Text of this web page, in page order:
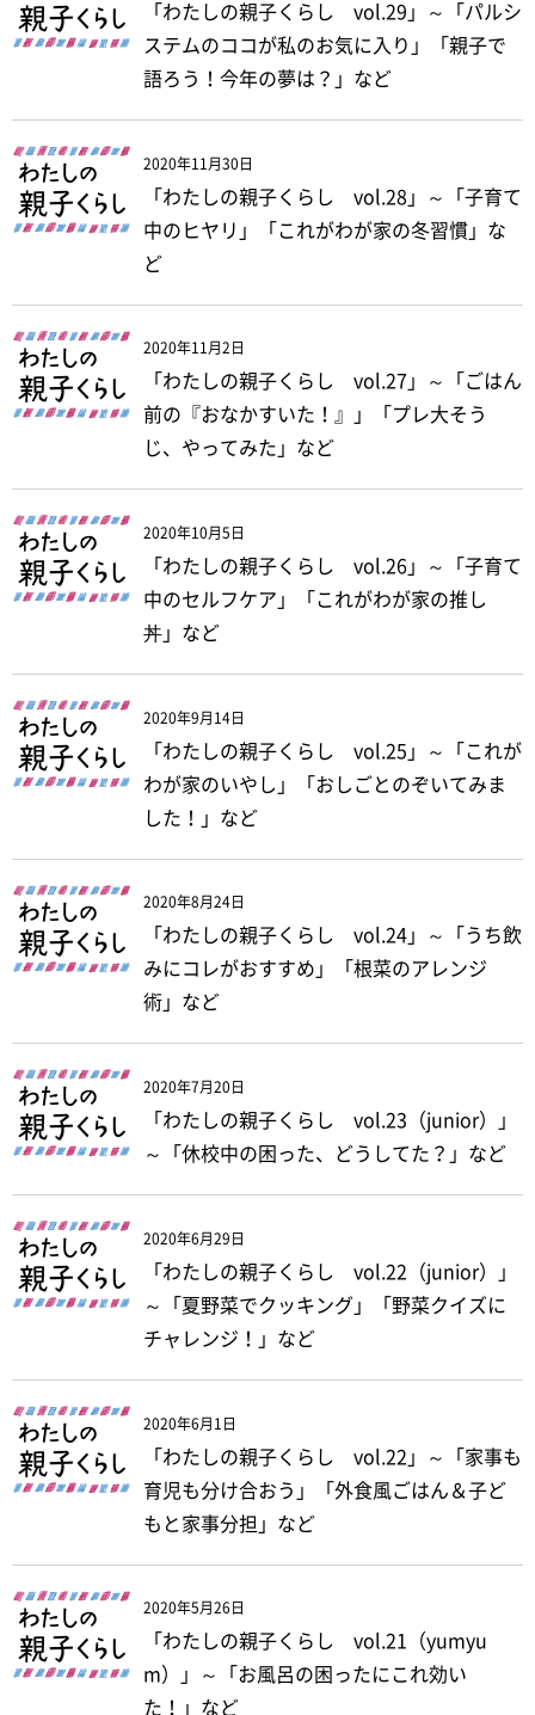
「わたしの親子くらし vol.29」～「パルシ
ステムのココが私のお気に入り」「親子で
語ろう！今年の夢は？」など
2020年11月30日
「わたしの親子くらし vol.28」～「子育て
中のヒヤリ」「これがわが家の冬習慣」な
ど
2020年11月2日
「わたしの親子くらし vol.27」～「ごはん
前の『おなかすいた！』」「プレ大そう
じ、やってみた」など
2020年10月5日
「わたしの親子くらし vol.26」～「子育て
中のセルフケア」「これがわが家の推し
丼」など
2020年9月14日
「わたしの親子くらし vol.25」～「これが
わが家のいやし」「おしごとのぞいてみま
した！」など
2020年8月24日
「わたしの親子くらし vol.24」～「うち飲
みにコレがおすすめ」「根菜のアレンジ
術」など
2020年7月20日
「わたしの親子くらし vol.23（junior）」
～「休校中の困った、どうしてた？」など
2020年6月29日
「わたしの親子くらし vol.22（junior）」
～「夏野菜でクッキング」「野菜クイズに
チャレンジ！」など
2020年6月1日
「わたしの親子くらし vol.22」～「家事も
育児も分け合おう」「外食風ごはん＆子ど
もと家事分担」など
2020年5月26日
「わたしの親子くらし vol.21（yumyu
m）」～「お風呂の困ったにこれ効い
た！」など